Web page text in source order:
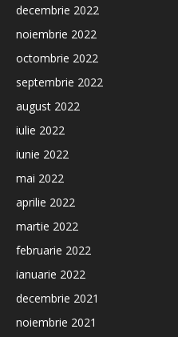
decembrie 2022
noiembrie 2022
octombrie 2022
septembrie 2022
august 2022
iulie 2022
iunie 2022
mai 2022
aprilie 2022
martie 2022
februarie 2022
ianuarie 2022
decembrie 2021
noiembrie 2021